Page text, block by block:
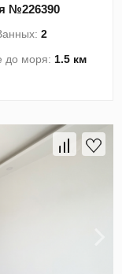
№226390
2
до моря:1.5 км